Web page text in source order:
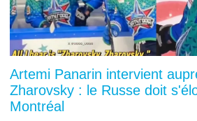
Artemi Panarin intervient
Zharovsky : le Russe doit
Montréal